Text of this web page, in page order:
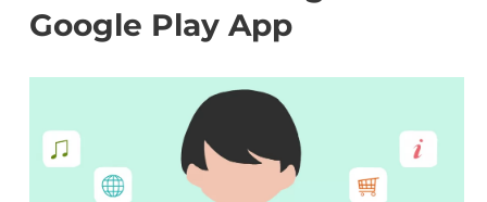
Google Play App